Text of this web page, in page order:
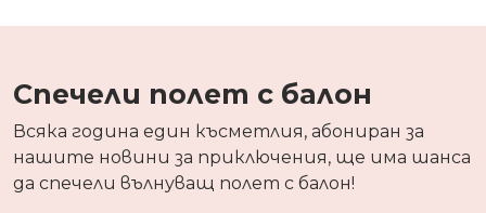
Спечели полет с балон
Всяка година един късметлия, абониран за
нашите новини за приключения, ще има шанса
да спечели вълнуващ полет с балон!